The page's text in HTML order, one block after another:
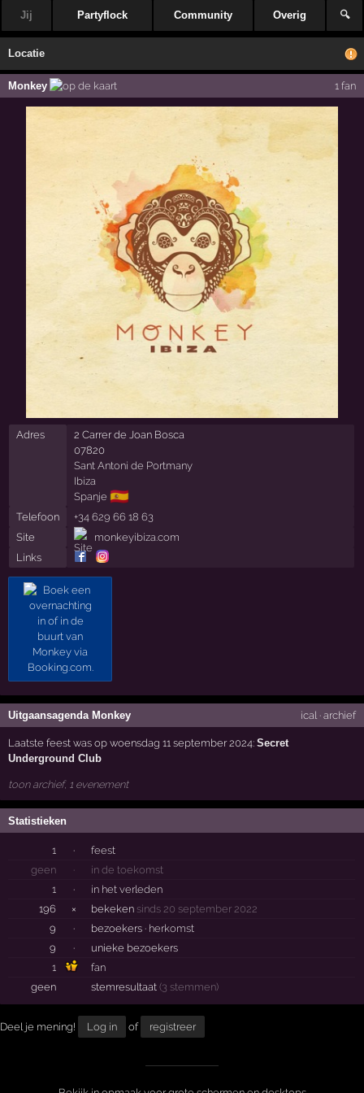
Jij Partyflock Community Overig 🔍
Locatie
Monkey 1 fan
Adres
2 Carrer de Joan Bosca
07820
Sant Antoni de Portmany
Ibiza
Spanje 🇪🇸
Telefoon
+34 629 66 18 63
Site
monkeyibiza.com
Links
Uitgaansagenda Monkey ical · archief
Laatste feest was op woensdag 11 september 2024:Secret
Underground Club
toon archief, 1 evenement
Statistieken
1 ·
feest
geen
·
in de toekomst
1
·
in het verleden
196
× bekeken sinds 20 september 2022
9
· bezoekers · herkomst
9
·
unieke bezoekers
1
fan
geen
stemresultaat(3 stemmen)
Deel je mening! Log in of registreer